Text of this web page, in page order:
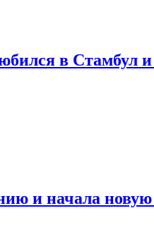
в Стамбул
и начала